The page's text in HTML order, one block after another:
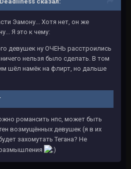
Эамону... Хотя нет, он же
Я это к чему:
девушек ну ОЧЕНЬ расстроились
нельзя было сделать. В том
шёл намёк на флирт, но дальше
романсить нпс, может быть
возмущённых девушек (я в их
захомутать Тегана? Не